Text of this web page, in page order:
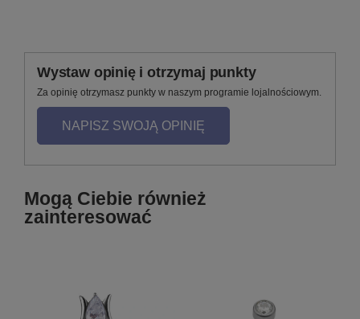
Wystaw opinię i otrzymaj punkty
Za opinię otrzymasz punkty w naszym programie lojalnościowym.
NAPISZ SWOJĄ OPINIĘ
Mogą Ciebie również
zainteresować